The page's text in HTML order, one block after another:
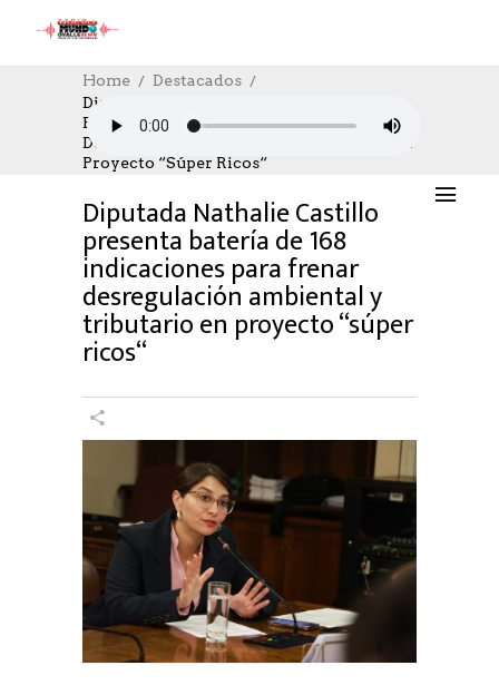
Home
Destacados
Diputada Nathalie Castillo Presenta
Batería De 168 Indicaciones Para Frenar
Desregulación Ambiental Y Tributario En
Proyecto “súper Ricos“
DESTACADOS
12/05/2026
AUTHOR: HECTOR
0 COMMENTS
Diputada Nathalie Castillo
presenta batería de 168
indicaciones para frenar
desregulación ambiental y
tributario en proyecto “súper
ricos“